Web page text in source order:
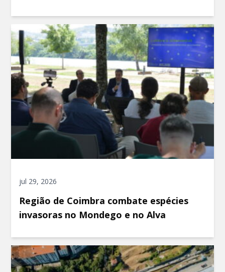
jul 29, 2026
Região de Coimbra combate espécies
invasoras no Mondego e no Alva